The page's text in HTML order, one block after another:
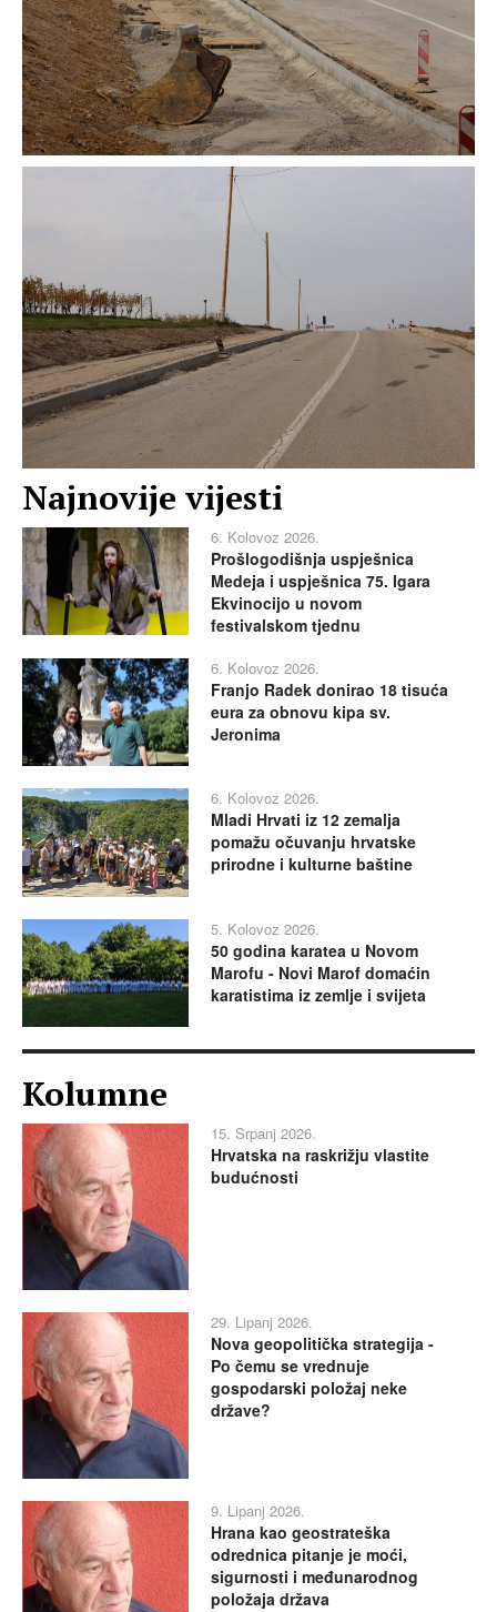
Najnovije vijesti
6. Kolovoz 2026.
Prošlogodišnja uspješnica
Medeja i uspješnica 75. Igara
Ekvinocijo u novom
festivalskom tjednu
6. Kolovoz 2026.
Franjo Radek donirao 18 tisuća
eura za obnovu kipa sv.
Jeronima
6. Kolovoz 2026.
Mladi Hrvati iz 12 zemalja
pomažu očuvanju hrvatske
prirodne i kulturne baštine
5. Kolovoz 2026.
50 godina karatea u Novom
Marofu - Novi Marof domaćin
karatistima iz zemlje i svijeta
Kolumne
15. Srpanj 2026.
Hrvatska na raskrižju vlastite
budućnosti
29. Lipanj 2026.
Nova geopolitička strategija -
Po čemu se vrednuje
gospodarski položaj neke
države?
9. Lipanj 2026.
Hrana kao geostrateška
odrednica pitanje je moći,
sigurnosti i međunarodnog
položaja država